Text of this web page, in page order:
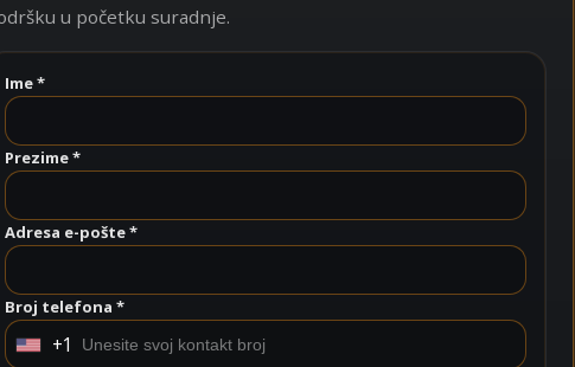
u početku suradnje.
Ime *
Prezime *
Adresa e-pošte *
Broj telefona *
U +1